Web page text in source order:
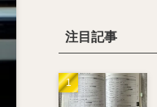
注目記事